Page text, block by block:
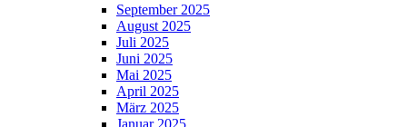
September 2025
August 2025
Juli 2025
Juni 2025
Mai 2025
April 2025
März 2025